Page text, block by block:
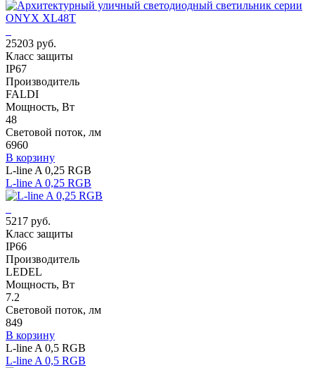
25203 руб.
Класс защиты
IP67
Производитель
FALDI
Мощность, Вт
48
Световой поток, лм
6960
В корзину
L-line A 0,25 RGB
L-line A 0,25 RGB
5217 руб.
Класс защиты
IP66
Производитель
LEDEL
Мощность, Вт
7.2
Световой поток, лм
849
В корзину
L-line A 0,5 RGB
L-line A 0,5 RGB